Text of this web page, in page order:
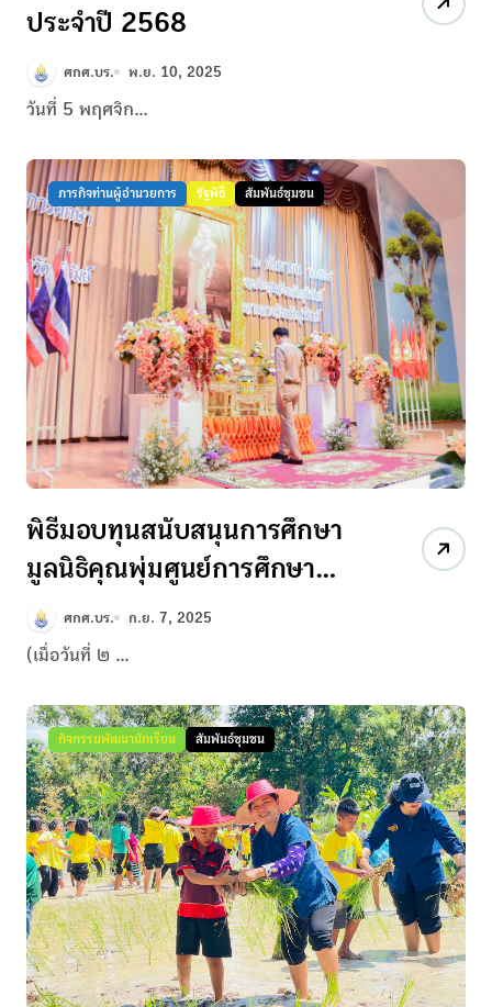
ประจำปี 2568
ศกศ.บร. พ.ย. 10, 2025
วันที่ 5 พฤศจิก...
ภารกิจท่านผู้อำนวยการ รัฐพิธี สัมพันธ์ชุมชน
พิธีมอบทุนสนับสนุนการศึกษา
มูลนิธิคุณพุ่มศูนย์การศึกษา
พิเศษ ประจำจังหวัดบุรีรัมย์
ประจำปีการศึกษา ๒๕๖๘
ศกศ.บร. ก.ย. 7, 2025
(เมื่อวันที่ ๒ ...
กิจกรรมพัฒนานักเรียน สัมพันธ์ชุมชน